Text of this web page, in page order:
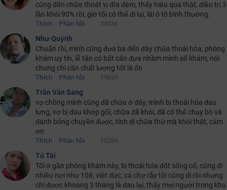
cũng đến chữa thoát vị đĩa đệm, thấy hiệu quả thật, điều trị 3
lần khỏi 90% rồi, giờ tôi có thế đi lại, lái ô tô bình thường.
Thích Phản hồi 24036
Như Quỳnh
Chuẩn rồi, mình cũng đưa ba đến đây chữa thoái hóa, phòng
khám uy tín, lễ tân có bất cẩn đưa nhầm mình sổ khám, nói
chung chỉ cần chất lượng tốt là ổn
Thích Phản hồi 19839
Trần Văn Sang
vợ chồng mình cũng đã chữa ở đây, mình bị thoái hóa đau
lưng, vợ bị đau khớp gối, chữa đã khỏi, đã có thể chạy bộ và
đánh bóng chuyền được, tính đi chữa thử mà khỏi thật, cảm
ơn
Thích Phản hồi 10296
Tú Tài
Tôi ở gần phòng khám này, bị thoái hóa đốt sống cổ, cũng đi
nhiều nơi như 108, việt đức, cả chợ rẫy tôi cũng đi rồi nhưng
chỉ đươc khoảng 3 tháng là đau lại, thấy mọi người trong khu